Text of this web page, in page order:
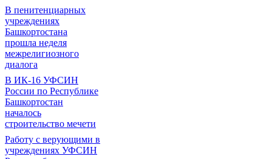
В пенитенциарных
учреждениях
Башкортостана
прошла неделя
межрелигиозного
диалога
В ИК-16 УФСИН
России по Республике
Башкортостан
началось
строительство мечети
Работу с верующими в
учреждениях УФСИН